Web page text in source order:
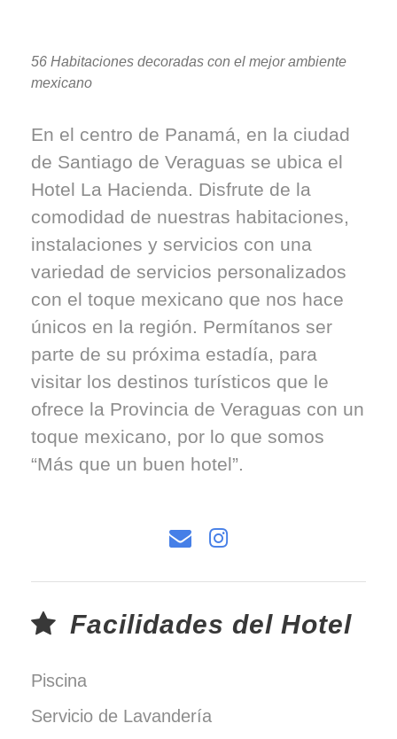
56 Habitaciones decoradas con el mejor ambiente
mexicano
En el centro de Panamá, en la ciudad
de Santiago de Veraguas se ubica el
Hotel La Hacienda. Disfrute de la
comodidad de nuestras habitaciones,
instalaciones y servicios con una
variedad de servicios personalizados
con el toque mexicano que nos hace
únicos en la región. Permítanos ser
parte de su próxima estadía, para
visitar los destinos turísticos que le
ofrece la Provincia de Veraguas con un
toque mexicano, por lo que somos
“Más que un buen hotel”.
Facilidades del Hotel
Piscina
Servicio de Lavandería